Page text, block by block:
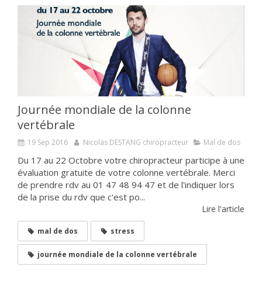
Journée mondiale de la colonne
vertébrale
19 Sep 2016 Nicolas DESTANG chiropracteur Mal de dos
Du 17 au 22 Octobre votre chiropracteur participe à une
évaluation gratuite de votre colonne vertébrale. Merci
de prendre rdv au 01 47 48 94 47 et de l'indiquer lors
de la prise du rdv que c'est po...
Lire l'article
mal de dos stress
journée mondiale de la colonne vertébrale